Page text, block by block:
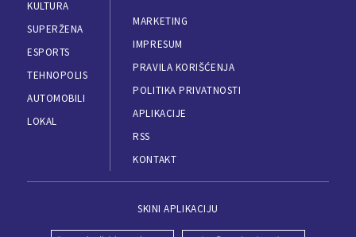
KULTURA
SUPERŽENA
ESPORTS
TEHNOPOLIS
AUTOMOBILI
LOKAL
MARKETING
IMPRESUM
PRAVILA KORIŠĆENJA
POLITIKA PRIVATNOSTI
APLIKACIJE
RSS
KONTAKT
SKINI APLIKACIJU